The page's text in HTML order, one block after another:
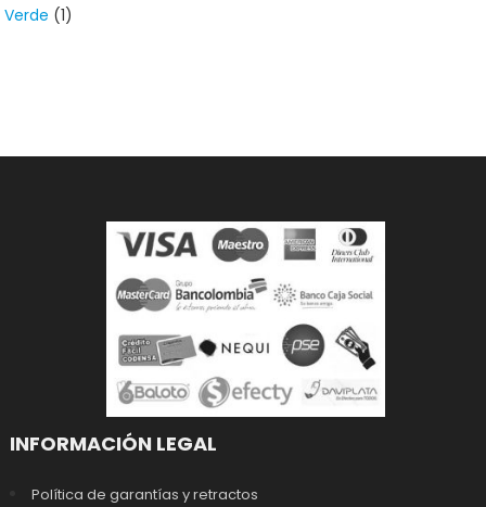
Verde (1)
INFORMACIÓN LEGAL
Política de garantías y retractos